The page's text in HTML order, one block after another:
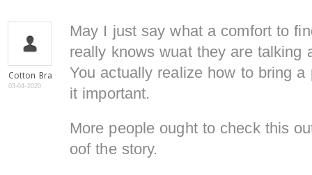
Cotton Bra
03-04-2020
May I just say what a comfort to
really knows wuat they are talking
You actually realize how to bring
it important.
More people ought to check this
oof the story.